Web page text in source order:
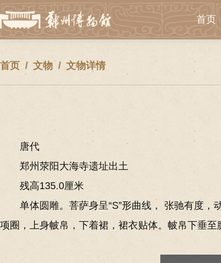
首页
首页 文物 文物详情
唐代
郑州荥阳大海寺遗址出土
残高135.0厘米
单体圆雕。菩萨身呈“S”形曲线， 张驰有度
项圈，上身帔帛，下着裙，裙衣贴体。帔帛下垂